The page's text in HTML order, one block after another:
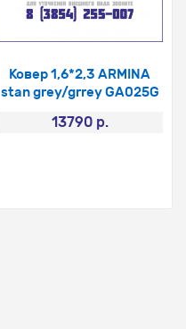
Ковер 1,6*2,3 ARMINA
stan grey/grrey GA025G
13790 р.